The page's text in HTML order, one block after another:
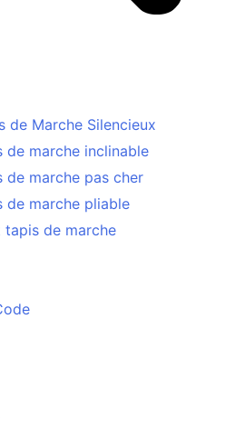
de Marche Silencieux
de marche inclinable
de marche pas cher
de marche pliable
de marche